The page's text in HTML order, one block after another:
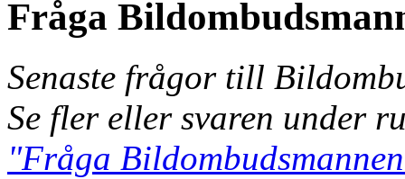
Fråga
Senaste frågor till
Se fler eller svaren under
"Fråga